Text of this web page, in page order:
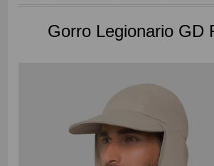
Gorro Legionario GD